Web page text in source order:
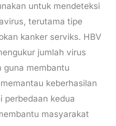
untuk mendeteksi
terutama tipe
kanker serviks. HBV
jumlah virus
guna membantu
keberhasilan
perbedaan kedua
masyarakat